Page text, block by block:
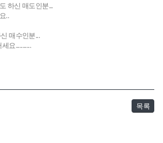
하신 매도인분...
..
매수인분...
요...........
목록